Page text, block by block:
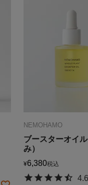
NEMOHAMO
ブースターオイ
み）
¥6,380税込